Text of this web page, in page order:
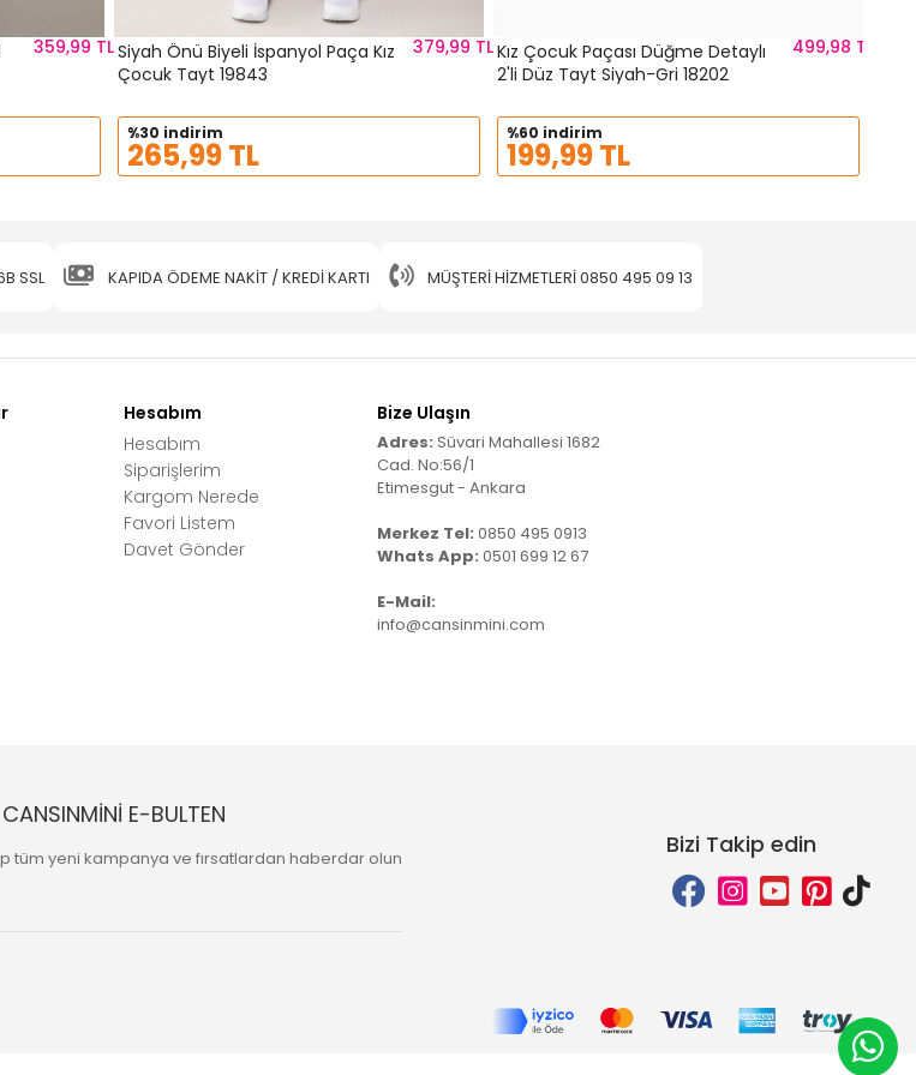
359,99 TLSiyah Önü Biyeli İspanyol Paça Kız
Çocuk Tayt 19843
379,99 TL
%30 indirim
265,99 TL
Kız Çocuk Paçası Düğme Detaylı
2'li Düz Tayt Siyah-Gri 18202
499,98 TL
%60 indirim
199,99 TL
SSL KAPIDA ÖDEME NAKİT / KREDİ KARTI MÜŞTERI HIZMETLERI0850 495 09 13
Hesabım
Hesabım
Siparişlerim
Kargom Nerede
Favori Listem
Davet Gönder
Bize Ulaşın
Adres: Süvari Mahallesi 1682
Cad. No:56/1
Etimesgut - Ankara
Merkez Tel: 0850 495 0913
Whats App: 0501 699 12 67
E-Mail:
info@cansinmini.com
CANSINMİNİ E-BULTEN
tüm yeni kampanya ve fırsatlardan haberdar olun Bizi Takip edin